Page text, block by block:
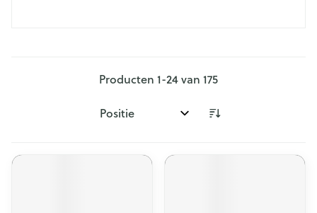
Producten 1-24van 175
Sorteer op: